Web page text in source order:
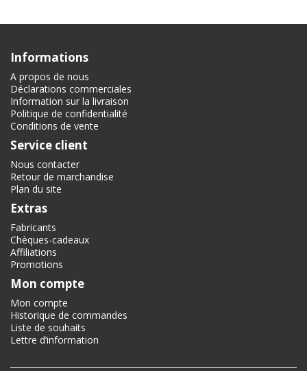
Informations
A propos de nous
Déclarations commerciales
Information sur la livraison
Politique de confidentialité
Conditions de vente
Service client
Nous contacter
Retour de marchandise
Plan du site
Extras
Fabricants
Chèques-cadeaux
Affiliations
Promotions
Mon compte
Mon compte
Historique de commandes
Liste de souhaits
Lettre d’information